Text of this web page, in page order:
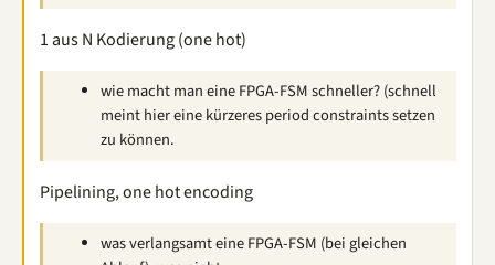
1 aus N Kodierung (one hot)
wie macht man eine FPGA-FSM schneller? (schnell
meint hier eine kürzeres period constraints setzen
zu können.
Pipelining, one hot encoding
was verlangsamt eine FPGA-FSM (bei gleichen